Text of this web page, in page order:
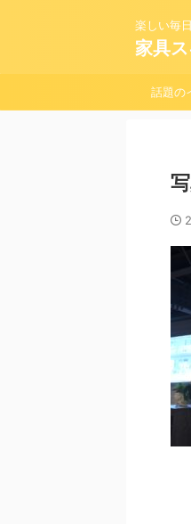
楽しい毎
家具
話題の